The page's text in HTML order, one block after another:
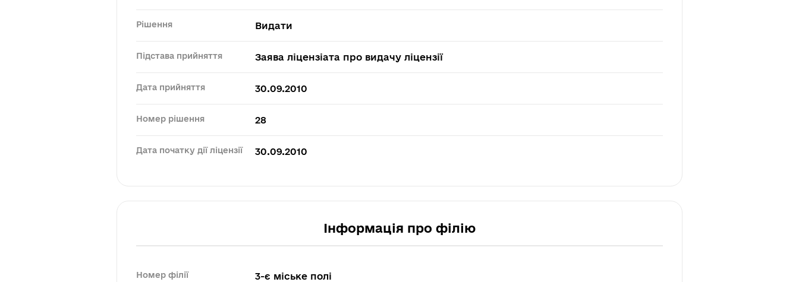
Рішення Видати
Підстава прийняття Заява ліцензіата про видачу ліцензії
Дата прийняття 30.09.2010
Номер рішення 28
Дата початку дії ліцензії 30.09.2010
Інформація про філію
Номер філії 3-є міське полі